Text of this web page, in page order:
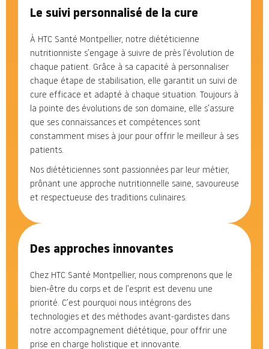
Le suivi personnalisé de la cure
À HTC Santé Montpellier, notre diététicienne
nutritionniste s’engage à suivre de près l’évolution de
chaque patient. Grâce à sa capacité à personnaliser
chaque étape de stabilisation, elle garantit un suivi de
cure efficace et adapté à chaque situation. Toujours à
la pointe des évolutions de son domaine, elle s’assure
que ses connaissances et compétences sont
constamment mises à jour pour offrir le meilleur à ses
patients.
Nos diététiciennes sont passionnées par leur métier,
prônant une approche nutritionnelle saine, savoureuse
et respectueuse des traditions culinaires.
Des approches innovantes
Chez HTC Santé Montpellier, nous comprenons que le
bien-être du corps et de l’esprit est devenu une
priorité. C’est pourquoi nous intégrons des
technologies et des méthodes avant-gardistes dans
notre accompagnement diététique, pour offrir une
prise en charge holistique et innovante.